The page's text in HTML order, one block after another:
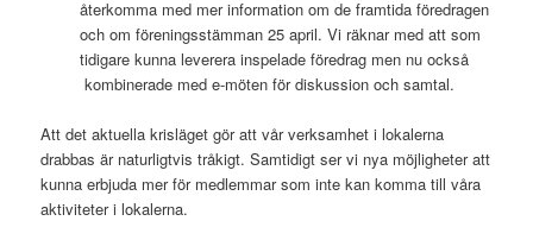
återkomma med mer information om de framtida föredragen
och om föreningsstämman 25 april. Vi räknar med att som
tidigare kunna leverera inspelade föredrag men nu också
kombinerade med e-möten för diskussion och samtal.
Att det aktuella krisläget gör att vår verksamhet i lokalerna
drabbas är naturligtvis tråkigt. Samtidigt ser vi nya möjligheter att
kunna erbjuda mer för medlemmar som inte kan komma till våra
aktiviteter i lokalerna.